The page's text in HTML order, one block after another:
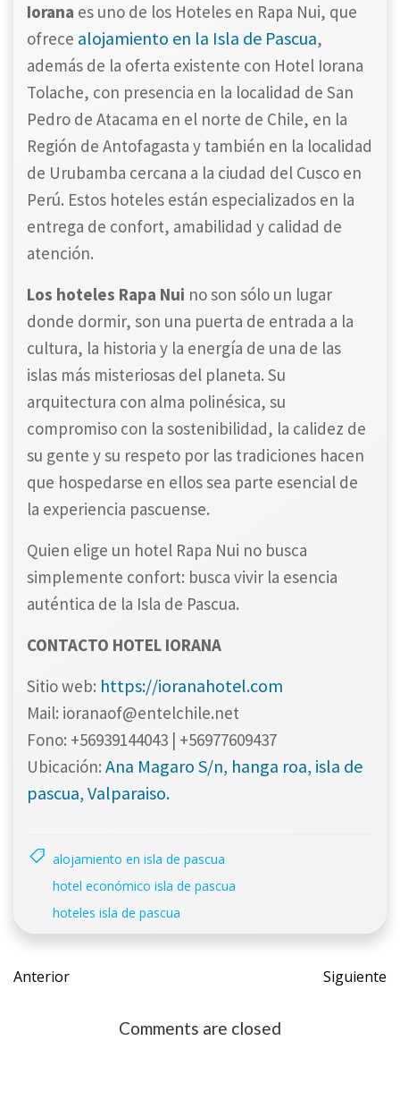
Iorana es uno de los Hoteles en Rapa Nui, que
ofrece alojamiento en la Isla de Pascua,
además de la oferta existente con Hotel Iorana
Tolache, con presencia en la localidad de San
Pedro de Atacama en el norte de Chile, en la
Región de Antofagasta y también en la localidad
de Urubamba cercana a la ciudad del Cusco en
Perú. Estos hoteles están especializados en la
entrega de confort, amabilidad y calidad de
atención.
Los hoteles Rapa Nui no son sólo un lugar
donde dormir, son una puerta de entrada a la
cultura, la historia y la energía de una de las
islas más misteriosas del planeta. Su
arquitectura con alma polinésica, su
compromiso con la sostenibilidad, la calidez de
su gente y su respeto por las tradiciones hacen
que hospedarse en ellos sea parte esencial de
la experiencia pascuense.
Quien elige un hotel Rapa Nui no busca
simplemente confort: busca vivir la esencia
auténtica de la Isla de Pascua.
CONTACTO HOTEL IORANA
Sitio web: https://ioranahotel.com
Mail: ioranaof@entelchile.net
Fono: +56939144043 | +56977609437
Ubicación: Ana Magaro S/n, hanga roa, isla de
pascua, Valparaiso.
alojamiento en isla de pascua
hotel económico isla de pascua
hoteles isla de pascua
Post
Anterior
Post
Siguiente
Comments are closed